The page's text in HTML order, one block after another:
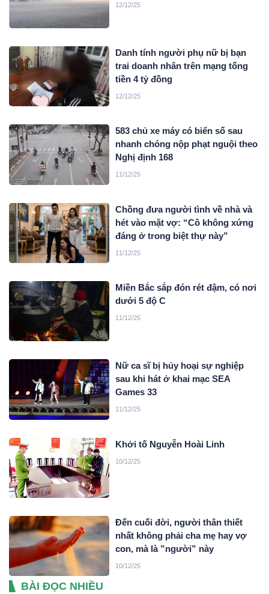
12/12/25
Danh tính người phụ nữ bị bạn
trai doanh nhân trên mạng tống
tiền 4 tỷ đồng
12/12/25
583 chủ xe máy có biển số sau
nhanh chóng nộp phạt nguội theo
Nghị định 168
11/12/25
Chồng đưa người tình về nhà và
hét vào mặt vợ: “Cô không xứng
đáng ở trong biệt thự này”
11/12/25
Miền Bắc sắp đón rét đậm, có nơi
dưới 5 độ C
11/12/25
Nữ ca sĩ bị hủy hoại sự nghiệp
sau khi hát ở khai mạc SEA
Games 33
11/12/25
Khởi tố Nguyễn Hoài Linh
10/12/25
Đến cuối đời, người thân thiết
nhất không phải cha mẹ hay vợ
con, mà là ”người” này
10/12/25
BÀI ĐỌC NHIỀU